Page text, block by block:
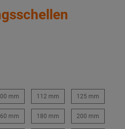
mm 112 mm 125 mm
mm 180 mm 200 mm